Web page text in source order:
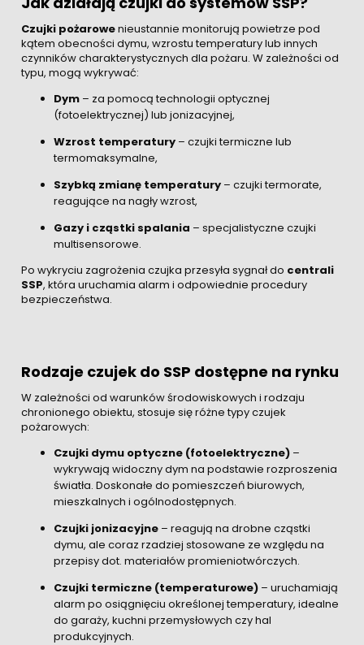
Czujki pożarowenieustannie monitorują powietrze pod
kątem obecności dymu, wzrostu temperatury lub innych
czynników charakterystycznych dla pożaru. W zależności od
typu, mogą wykrywać:
Dym – za pomocą technologii optycznej
(fotoelektrycznej) lub jonizacyjnej,
Wzrost temperatury – czujki termiczne lub
termomaksymalne,
Szybką zmianę temperatury – czujki termorate,
reagujące na nagły wzrost,
Gazy i cząstki spalania – specjalistyczne czujki
multisensorowe.
Po wykryciu zagrożenia czujka przesyła sygnał do centrali
SSP, która uruchamia alarm i odpowiednie procedury
bezpieczeństwa.
Rodzaje czujek do SSP dostępne na rynku
W zależności od warunków środowiskowych i rodzaju
chronionego obiektu, stosuje się różne typy czujek
pożarowych:
Czujki dymu optyczne (fotoelektryczne) –
wykrywają widoczny dym na podstawie rozproszenia
światła. Doskonałe do pomieszczeń biurowych,
mieszkalnych i ogólnodostępnych.
Czujki jonizacyjne – reagują na drobne cząstki
dymu, ale coraz rzadziej stosowane ze względu na
przepisy dot. materiałów promieniotwórczych.
Czujki termiczne (temperaturowe) – uruchamiają
alarm po osiągnięciu określonej temperatury, idealne
do garaży, kuchni przemysłowych czy hal
produkcyjnych.